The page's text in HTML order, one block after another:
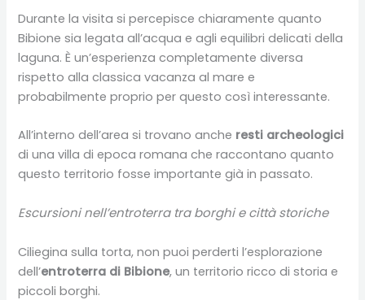
Durante la visita si percepisce chiaramente quanto
Bibione sia legata all’acqua e agli equilibri delicati della
laguna. È un’esperienza completamente diversa
rispetto alla classica vacanza al mare e
probabilmente proprio per questo così interessante.
All’interno dell’area si trovano anche resti archeologici
di una villa di epoca romana che raccontano quanto
questo territorio fosse importante già in passato.
Escursioni nell’entroterra tra borghi e città storiche
Ciliegina sulla torta, non puoi perderti l’esplorazione
dell’entroterra di Bibione, un territorio ricco di storia e
piccoli borghi.